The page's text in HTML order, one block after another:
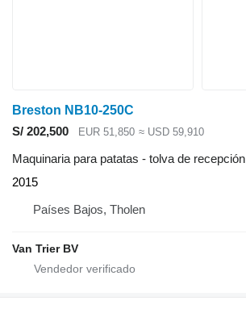
Breston NB10-250C
S/ 202,500
EUR 51,850 ≈ USD 59,910
Maquinaria para patatas - tolva de recepción
2015
Países Bajos, Tholen
Van Trier BV